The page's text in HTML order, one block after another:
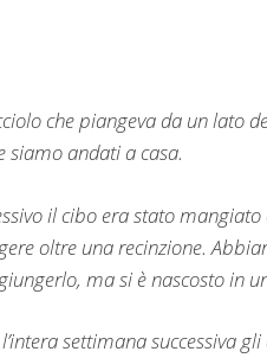
che piangeva da un lato
siamo andati a casa.
il cibo era stato
oltre una recinzione.
ma si è nascosto in
settimana successiva